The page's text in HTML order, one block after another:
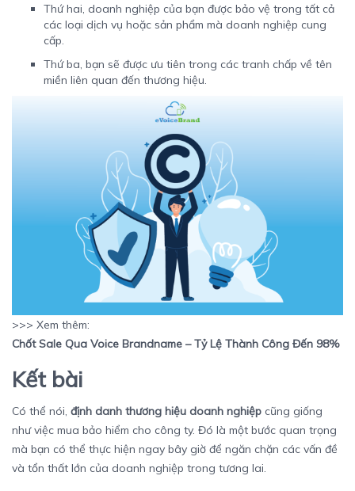
Thứ hai, doanh nghiệp của bạn được bảo vệ trong tất cả
các loại dịch vụ hoặc sản phẩm mà doanh nghiệp cung
cấp.
Thứ ba, bạn sẽ được ưu tiên trong các tranh chấp về tên
miền liên quan đến thương hiệu.
>>> Xem thêm:
Chốt Sale Qua Voice Brandname – Tỷ Lệ Thành Công Đến 98%
Kết bài
Có thể nói, định danh thương hiệu doanh nghiệp cũng giống
như việc mua bảo hiểm cho công ty. Đó là một bước quan trọng
mà bạn có thể thực hiện ngay bây giờ để ngăn chặn các vấn đề
và tổn thất lớn của doanh nghiệp trong tương lai.